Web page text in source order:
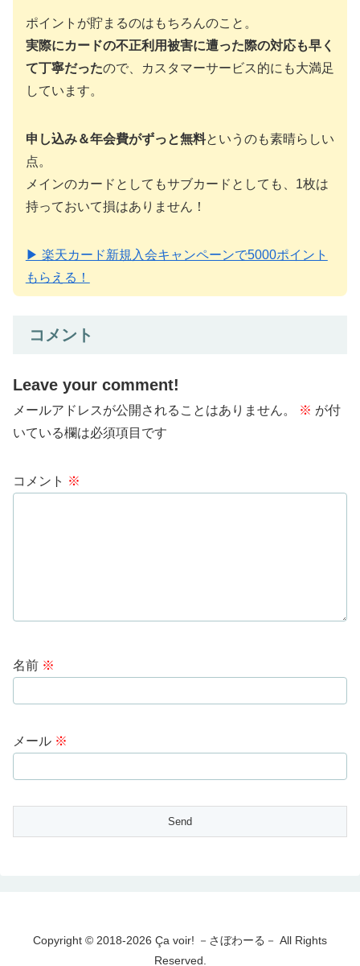
ポイントが貯まるのはもちろんのこと。
実際にカードの不正利用被害に遭った際の対応も早く
て丁寧だったので、カスタマーサービス的にも大満足
しています。
申し込み＆年会費がずっと無料というのも素晴らしい
点。
メインのカードとしてもサブカードとしても、1枚は
持っておいて損はありません！
▶ 楽天カード新規入会キャンペーンで5000ポイント
もらえる！
コメント
Leave your comment!
メールアドレスが公開されることはありません。 ※ が付
いている欄は必須項目です
コメント ※
名前 ※
メール ※
Copyright © 2018-2026 Ça voir! －さぼわーる－ All Rights
Reserved.